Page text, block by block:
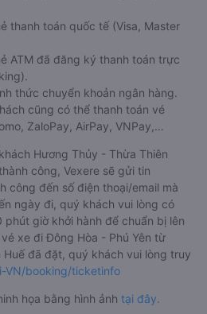
thanh toán quốc tế (Visa, Master
ATM đã đăng ký thanh toán trực
thức chuyển khoản ngân hàng.
cũng có thể thanh toán vé
ZaloPay, AirPay, VNPay,…
Hương Thủy - Thừa Thiên
công, Vexere sẽ gửi tin
công đến số điện thoại/email mà
ngày đi, quý khách vui lòng có
giờ khởi hành để chuẩn bị lên
xe đi Đông Hòa - Phú Yên từ
đã đặt, quý khách vui lòng truy
VN/booking/ticketinfo
họa bằng hình ảnh tại đây.